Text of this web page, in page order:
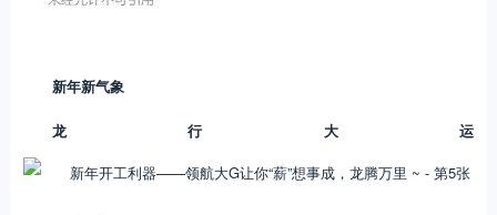
新年新气象
龙行大运